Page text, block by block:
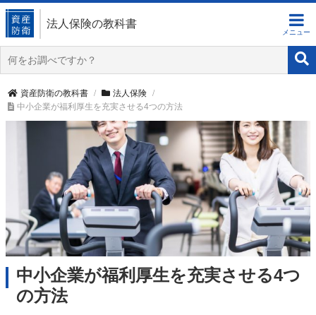
法人保険の教科書
資産防衛の教科書
法人保険
中小企業が福利厚生を充実させる4つの方法
中小企業が福利厚生を充実させる4つ
の方法